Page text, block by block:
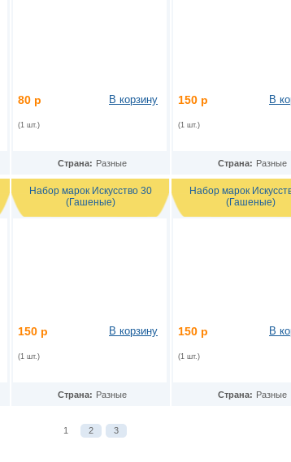
80 р
(1 шт.)
В корзину
Страна: Разные
150 р
(1 шт.)
В
Страна: Разные
Набор марок Искусство 30
(Гашеные)
150 р
(1 шт.)
В корзину
Страна: Разные
Набор марок
(Гашеные)
150 р
(1 шт.)
В
Страна: Разные
1 2 3